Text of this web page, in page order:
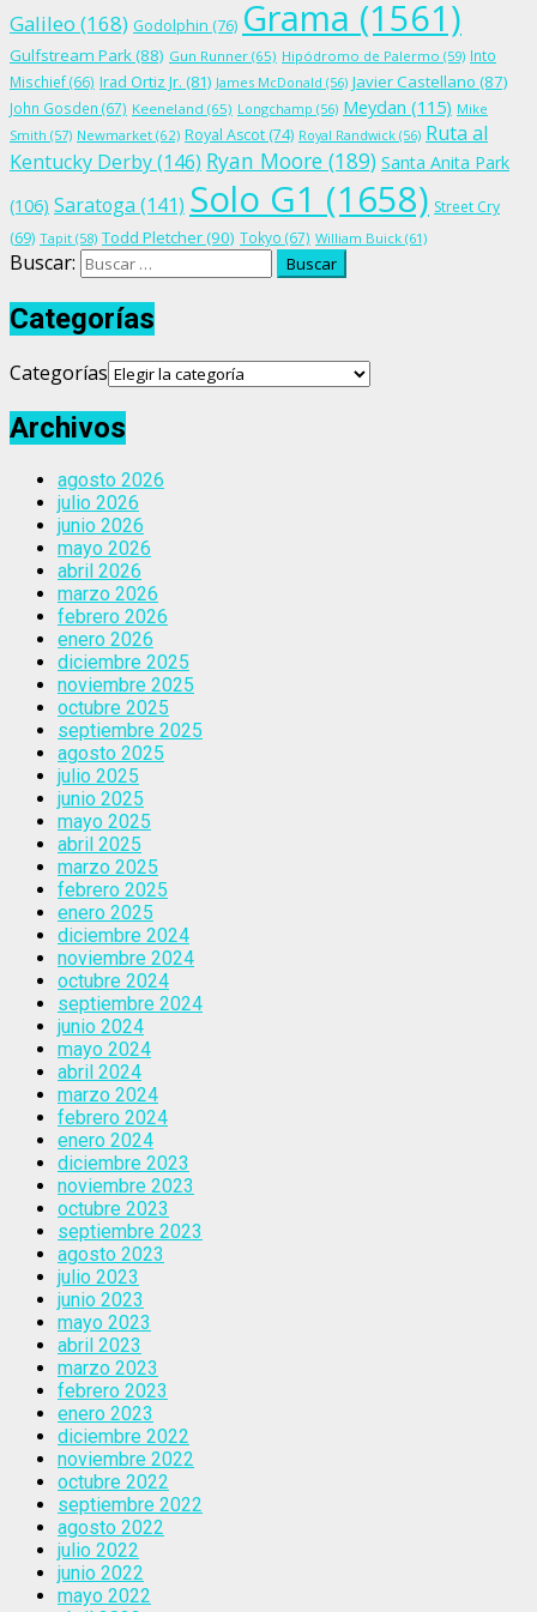
Galileo (168) Godolphin (76) Grama (1561)
Gulfstream Park(88) Gun Runner (65) Hipódromo de Palermo (59) Into
Mischief(66) Irad Ortiz Jr. (81) James McDonald (56) Javier Castellano (87)
John Gosden (67) Keeneland (65) Longchamp (56) Meydan (115) Mike
Smith (57) Newmarket (62) Royal Ascot (74) Royal Randwick (56) Ruta al
Kentucky Derby(146) Ryan Moore (189) Santa Anita Park
(106) Saratoga (141) Solo G1 (1658) Street Cry
(69) Tapit (58) Todd Pletcher(90) Tokyo (67) William Buick (61)
Buscar:
Categorías
Categorías
Archivos
agosto 2026
julio 2026
junio 2026
mayo 2026
abril 2026
marzo 2026
febrero 2026
enero 2026
diciembre 2025
noviembre 2025
octubre 2025
septiembre 2025
agosto 2025
julio 2025
junio 2025
mayo 2025
abril 2025
marzo 2025
febrero 2025
enero 2025
diciembre 2024
noviembre 2024
octubre 2024
septiembre 2024
junio 2024
mayo 2024
abril 2024
marzo 2024
febrero 2024
enero 2024
diciembre 2023
noviembre 2023
octubre 2023
septiembre 2023
agosto 2023
julio 2023
junio 2023
mayo 2023
abril 2023
marzo 2023
febrero 2023
enero 2023
diciembre 2022
noviembre 2022
octubre 2022
septiembre 2022
agosto 2022
julio 2022
junio 2022
mayo 2022